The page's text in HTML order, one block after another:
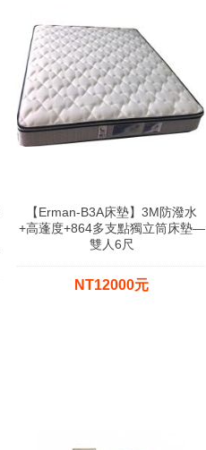
【Erman-B3A床墊】3M防潑水
+高蓬度+864多支點獨立筒床墊—
雙人6尺
NT12000元